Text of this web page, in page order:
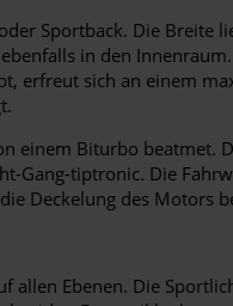
Sportback. Die Breite
in den
erfreut sich an einem
einem Biturbo beatmet.
Gang-tiptronic. Die
Deckelung des Motors
allen Ebenen. Die